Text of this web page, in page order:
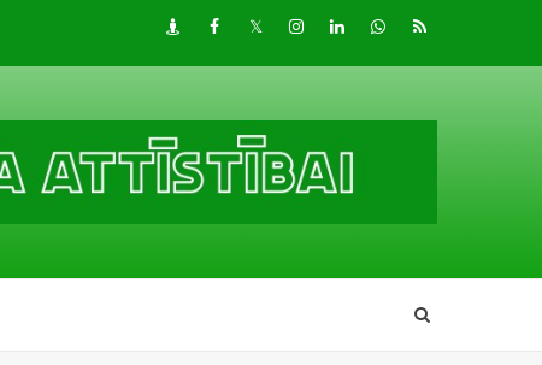
DraugiemFacebook
TwitterInstagram
LinkedInwhatsapp
RSS